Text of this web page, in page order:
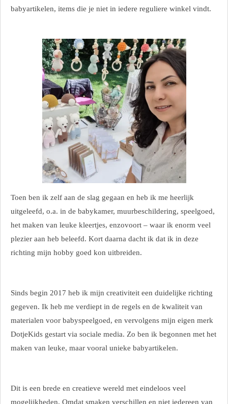
babyartikelen, items die je niet in iedere reguliere winkel vindt.
Toen ben ik zelf aan de slag gegaan en heb ik me heerlijk
uitgeleefd, o.a. in de babykamer, muurbeschildering, speelgoed,
het maken van leuke kleertjes, enzovoort – waar ik enorm veel
plezier aan heb beleefd. Kort daarna dacht ik dat ik in deze
richting mijn hobby goed kon uitbreiden.
Sinds begin 2017 heb ik mijn creativiteit een duidelijke richting
gegeven. Ik heb me verdiept in de regels en de kwaliteit van
materialen voor babyspeelgoed, en vervolgens mijn eigen merk
DotjeKids gestart via sociale media. Zo ben ik begonnen met het
maken van leuke, maar vooral unieke babyartikelen.
Dit is een brede en creatieve wereld met eindeloos veel
mogelijkheden. Omdat smaken verschillen en niet iedereen van